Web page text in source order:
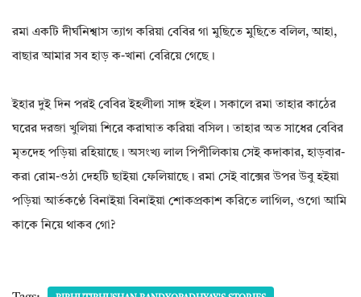
রমা একটি দীর্ঘনিশ্বাস ত্যাগ করিয়া বেবির গা মুছিতে মুছিতে বলিল, আহা,
বাছার আমার সব হাড় ক-খানা বেরিয়ে গেছে।
ইহার দুই দিন পরই বেবির ইহলীলা সাঙ্গ হইল। সকালে রমা তাহার কাঠের
ঘরের দরজা খুলিয়া শিরে করাঘাত করিয়া বসিল। তাহার অত সাধের বেবির
মৃতদেহ পড়িয়া রহিয়াছে। অসংখ্য লাল পিপীলিকায় সেই কদাকার, হাড়বার-
করা রোম-ওঠা দেহটি ছাইয়া ফেলিয়াছে। রমা সেই বাক্সের উপর উবু হইয়া
পড়িয়া আর্তকণ্ঠে বিনাইয়া বিনাইয়া শোকপ্রকাশ করিতে লাগিল, ওগো আমি
কাকে নিয়ে থাকব গো?